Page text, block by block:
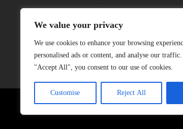
We value your privacy
We use cookies to enhance your browsing
personalised ads or content, and analyse our
"Accept All", you consent to our use of cookies.
Customise Reject All
COPYRIGHT © 2004 – 2023